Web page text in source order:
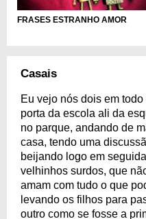
FRASES ESTRANHO AMOR
Casais
Eu vejo nós dois em
porta da escola ali da
no parque, andando de
casa, tendo uma
beijando logo em
velhinhos surdos, que
amam com tudo o que
levando os filhos para
outro como se fosse a